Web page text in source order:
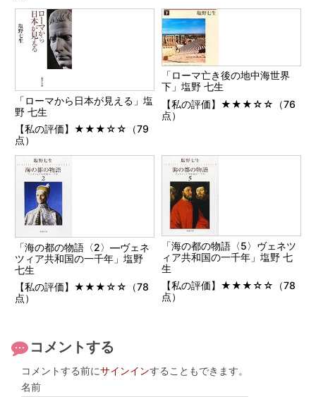
「ローマから日本が見える」塩
野 七生
【私の評価】★★★☆☆（79
点）
「ローマ亡き後の地中海世界
下」塩野 七生
【私の評価】★★★☆☆（76
点）
「海の都の物語〈2〉―ヴェネ
ツィア共和国の一千年」塩野
七生
【私の評価】★★★☆☆（78
点）
「海の都の物語〈5〉ヴェネツ
ィア共和国の一千年」塩野 七
生
【私の評価】★★★☆☆（78
点）
コメントする
コメントする前にサインインすることもできます。
名前